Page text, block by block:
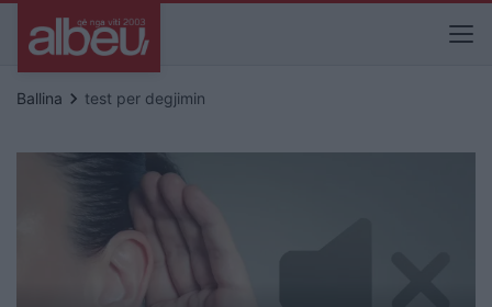
Ballina keyboard_arrow_right test per degjimin